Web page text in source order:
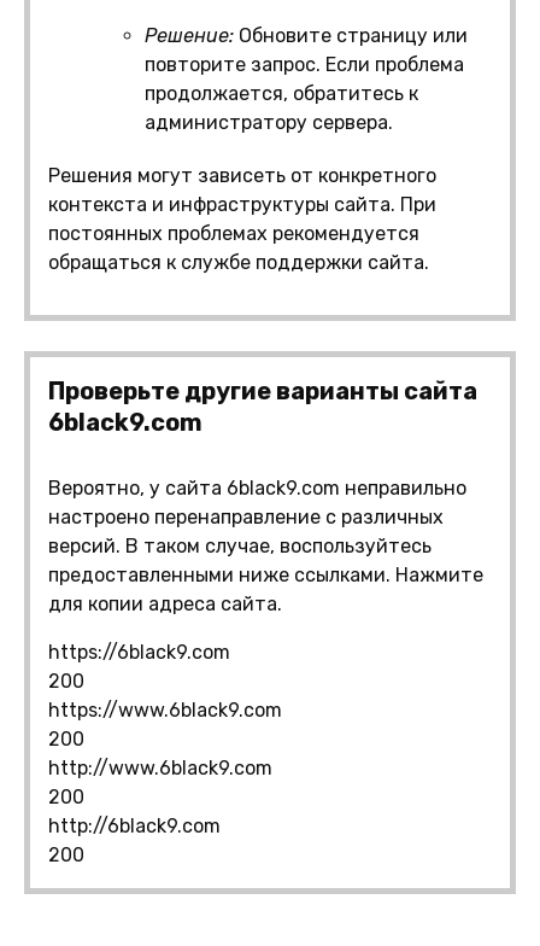
Решение: Обновите страницу или
повторите запрос. Если проблема
продолжается, обратитесь к
администратору сервера.
Решения могут зависеть от конкретного
контекста и инфраструктуры сайта. При
постоянных проблемах рекомендуется
обращаться к службе поддержки сайта.
Проверьте другие варианты сайта
6black9.com
Вероятно, у сайта 6black9.com неправильно
настроено перенаправление с различных
версий. В таком случае, воспользуйтесь
предоставленными ниже ссылками. Нажмите
для копии адреса сайта.
https://6black9.com
200
https://www.6black9.com
200
http://www.6black9.com
200
http://6black9.com
200